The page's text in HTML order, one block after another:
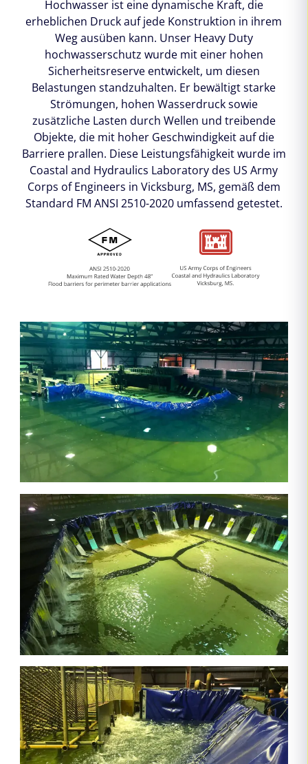
Hochwasser ist eine dynamische Kraft, die
erheblichen Druck auf jede Konstruktion in ihrem
Weg ausüben kann. Unser Heavy Duty
hochwasserschutz wurde mit einer hohen
Sicherheitsreserve entwickelt, um diesen
Belastungen standzuhalten. Er bewältigt starke
Strömungen, hohen Wasserdruck sowie
zusätzliche Lasten durch Wellen und treibende
Objekte, die mit hoher Geschwindigkeit auf die
Barriere prallen. Diese Leistungsfähigkeit wurde im
Coastal and Hydraulics Laboratory des US Army
Corps of Engineers in Vicksburg, MS, gemäß dem
Standard FM ANSI 2510-2020 umfassend getestet.